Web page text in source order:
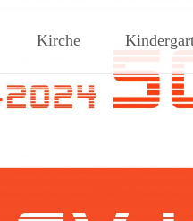
Dorf am
Kirche